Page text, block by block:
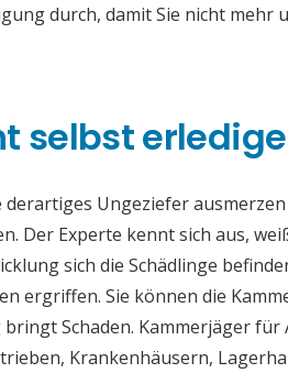
durch, damit Sie nicht mehr
selbst
derartiges Ungeziefer
Der Experte kennt sich aus,
sich die Schädlinge
ergriffen. Sie können die
Schaden. Kammerjäger
Krankenhäusern,